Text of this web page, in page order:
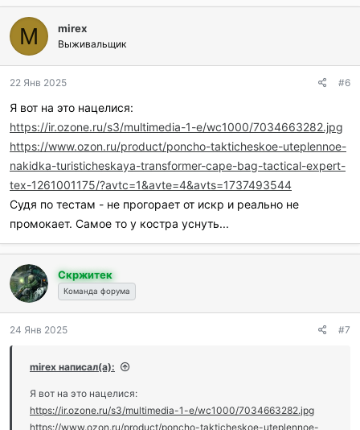
л
а
г
о
а
и
л
и
M mirex
Выживальщик
22 Янв 2025 #6
Я вот на это нацелися:
https://ir.ozone.ru/s3/multimedia-1-e/wc1000/7034663282.jpg
https://www.ozon.ru/product/poncho-takticheskoe-uteplennoe-
nakidka-turisticheskaya-transformer-cape-bag-tactical-expert-
tex-1261001175/?avtc=1&avte=4&avts=1737493544
Судя по тестам - не прогорает от искр и реально не
промокает. Самое то у костра уснуть...
Скржитек
Команда форума
24 Янв 2025 #7
mirex написал(а):
Я вот на это нацелися:
https://ir.ozone.ru/s3/multimedia-1-e/wc1000/7034663282.jpg
https://www.ozon.ru/product/poncho-takticheskoe-uteplennoe-